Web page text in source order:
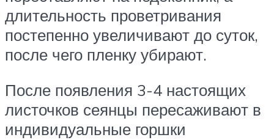
длительность проветривания
постепенно увеличивают до суток,
после чего пленку убирают.
После появления 3-4 настоящих
листочков сеянцы пересаживают в
индивидуальные горшки